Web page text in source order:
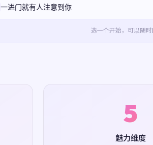
一进门就有人注意到你
选一个开始，可以随
5
魅力维度